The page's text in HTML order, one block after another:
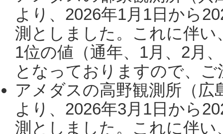
より、2026年1月1日から
測としました。これに伴い
1位の値（通年、1月、2月
となっておりますので、
アメダスの高野観測所（
より、2026年3月1日から
測としました。これに伴い